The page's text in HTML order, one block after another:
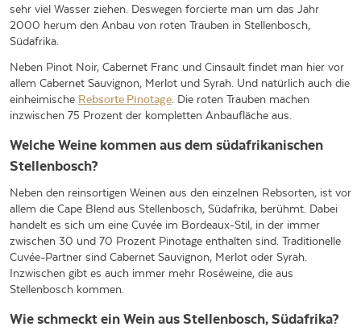
sehr viel Wasser ziehen. Deswegen forcierte man um das Jahr
2000 herum den Anbau von roten Trauben in Stellenbosch,
Südafrika.
Neben Pinot Noir, Cabernet Franc und Cinsault findet man hier vor
allem Cabernet Sauvignon, Merlot und Syrah. Und natürlich auch die
einheimische Rebsorte Pinotage . Die roten Trauben machen
inzwischen 75 Prozent der kompletten Anbaufläche aus.
Welche Weine kommen aus dem südafrikanischen
Stellenbosch?
Neben den reinsortigen Weinen aus den einzelnen Rebsorten, ist vor
allem die Cape Blend aus Stellenbosch, Südafrika, berühmt. Dabei
handelt es sich um eine Cuvée im Bordeaux-Stil, in der immer
zwischen 30 und 70 Prozent Pinotage enthalten sind. Traditionelle
Cuvée-Partner sind Cabernet Sauvignon, Merlot oder Syrah.
Inzwischen gibt es auch immer mehr Roséweine, die aus
Stellenbosch kommen.
Wie schmeckt ein Wein aus Stellenbosch, Südafrika?